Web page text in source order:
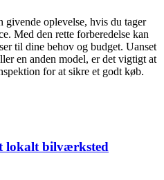
oplevelse, hvis du tager
Med den rette forberedelse kan
til dine behov og budget. Uanset
en anden model, er det vigtigt at
for at sikre et godt køb.
lokalt bilværksted